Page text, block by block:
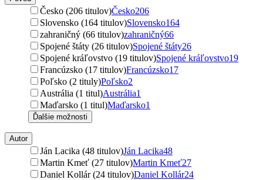
Česko (206 titulov)Česko206
Slovensko (164 titulov)Slovensko164
zahraničný (66 titulov)zahraničný66
Spojené štáty (26 titulov)Spojené štáty26
Spojené kráľovstvo (19 titulov)Spojené kráľovstvo19
Francúzsko (17 titulov)Francúzsko17
Poľsko (2 tituly)Poľsko2
Austrália (1 titul)Austrália1
Maďarsko (1 titul)Maďarsko1
Ďalšie možnosti
Autor
Ján Lacika (48 titulov)Ján Lacika48
Martin Kmeť (27 titulov)Martin Kmeť27
Daniel Kollár (24 titulov)Daniel Kollár24